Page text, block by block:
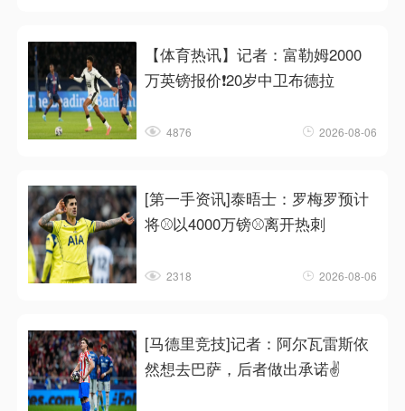
【体育热讯】记者：富勒姆2000
万英镑报价❗20岁中卫布德拉
4876 2026-08-06
[第一手资讯]泰晤士：罗梅罗预计
将⚾以4000万镑⚾离开热刺
2318 2026-08-06
[马德里竞技]记者：阿尔瓦雷斯依
然想去巴萨，后者做出承诺✌️